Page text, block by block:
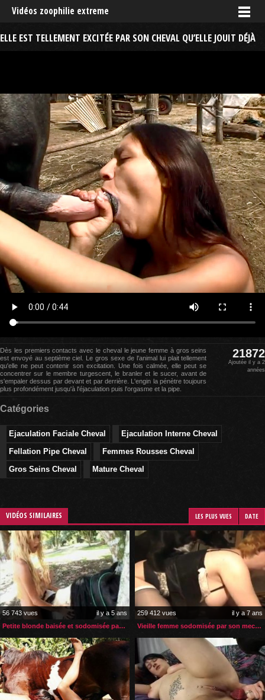
Vidéos zoophilie extreme
ELLE EST TELLEMENT EXCITÉE PAR SON CHEVAL QU’ELLE JOUIT DÉJÀ
Dès les premiers contacts avec le cheval le jeune femme à gros seins
est envoyé au septième ciel. Le gros sexe de l'animal lui plait tellement
qu'elle ne peut contenir son excitation. Une fois calmée, elle peut se
concentrer sur le membre turgescent, le branler et le sucer, avant de
s'empaler dessus par devant et par derrière. L'engin la pénètre toujours
plus profondément jusqu'à l'éjaculation puis l'orgasme et la pipe.
21872
Ajoutée il y a 2
années
Catégories
Ejaculation Faciale Cheval
Ejaculation Interne Cheval
Fellation Pipe Cheval
Femmes Rousses Cheval
Gros Seins Cheval
Mature Cheval
VIDÉOS SIMILAIRES LES PLUS VUES DATE
56 743 vues
il y a 5 ans
Petite blonde baisée et sodomisée par son poney
259 412 vues
il y a 7 ans
Vieille femme sodomisée par son mec et ses deux chiens